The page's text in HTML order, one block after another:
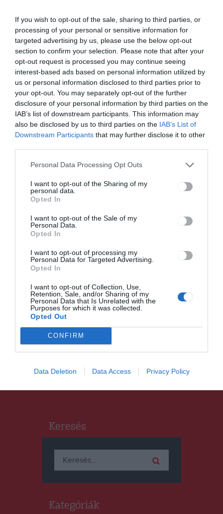
If you wish to opt-out of the sale, sharing to third parties, or
processing of your personal or sensitive information for
targeted advertising by us, please use the below opt-out
section to confirm your selection. Please note that after your
opt-out request is processed you may continue seeing
interest-based ads based on personal information utilized by
us or personal information disclosed to third parties prior to
your opt-out. You may separately opt-out of the further
disclosure of your personal information by third parties on the
IAB’s list of downstream participants. This information may
also be disclosed by us to third parties on the IAB’s List of
Downstream Participants that may further disclose it to other
Personal Data Processing Opt Outs
I want to opt-out of the Sharing of my
personal data.
Opted In
I want to opt-out of the Sale of my
Personal Data.
Opted In
I want to opt-out of processing my
Personal Data for Targeted Advertising.
Opted In
I want to opt-out of Collection, Use,
Retention, Sale, and/or Sharing of my
Personal Data that Is Unrelated with the
Purposes for which it was collected.
Opted Out
CONFIRM
Data Deletion Data Access Privacy Policy
Bejegyzés
navigáció
BEJEGYZÉS
A
fizetésképte
lenség
határára
kerültek
egyes
gyógyszertá
BEJEGYZÉS
Alternatív
útvonalak
készülnek a
községek és
a város
között
Ez is érdekelheti
CSÍKSZÉK
ház padlásán
CSÍKSZÉK,HÍRLISTA
Kétharmad helyett
háromnegyeddel folytatja az
RMDSZ Csíkszeredában
Keresés
Keresés:
Kategóriák